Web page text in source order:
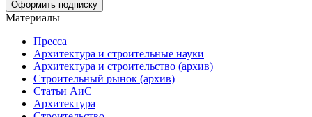
Материалы
Пресса
Архитектура и строительные науки
Архитектура и строительство (архив)
Строительный рынок (архив)
Статьи АиС
Архитектура